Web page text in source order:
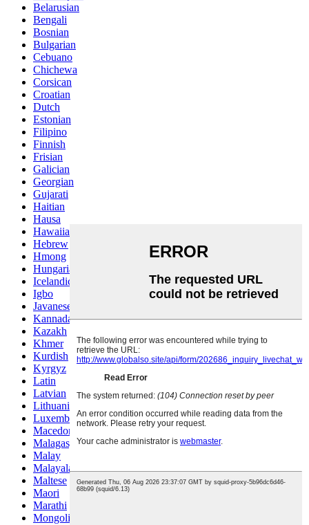
Belarusian
Bengali
Bosnian
Bulgarian
Cebuano
Chichewa
Corsican
Croatian
Dutch
Estonian
Filipino
Finnish
Frisian
Galician
Georgian
Gujarati
Haitian
Hausa
Hawaiian
Hebrew
Hmong
Hungarian
Icelandic
Igbo
Javanese
Kannada
Kazakh
Khmer
Kurdish
Kyrgyz
Latin
Latvian
Lithuanian
Luxembou..
Macedonian
Malagasy
Malay
Malayalam
Maltese
Maori
Marathi
Mongolian